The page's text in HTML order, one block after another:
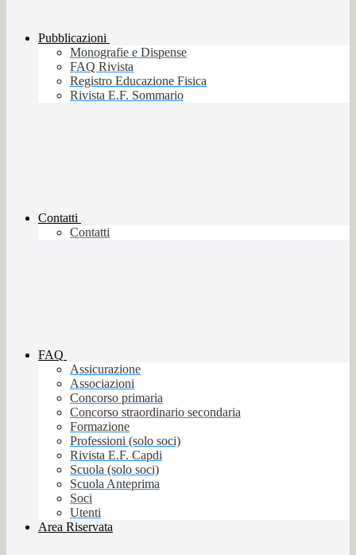
Pubblicazioni
Monografie e Dispense
FAQ Rivista
Registro Educazione Fisica
Rivista E.F. Sommario
Contatti
Contatti
FAQ
Assicurazione
Associazioni
Concorso primaria
Concorso straordinario secondaria
Formazione
Professioni (solo soci)
Rivista E.F. Capdi
Scuola (solo soci)
Scuola Anteprima
Soci
Utenti
Area Riservata